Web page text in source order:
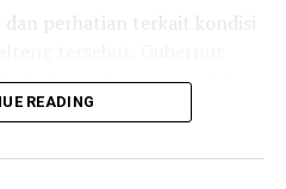
manggis, rambutan,
menilai potensi jutaan
dioptimalkan, termasuk
credit sebagai sumber
dan perhatian terkait kondisi
kembali memanggil dan
perwakilan petinggi
READING